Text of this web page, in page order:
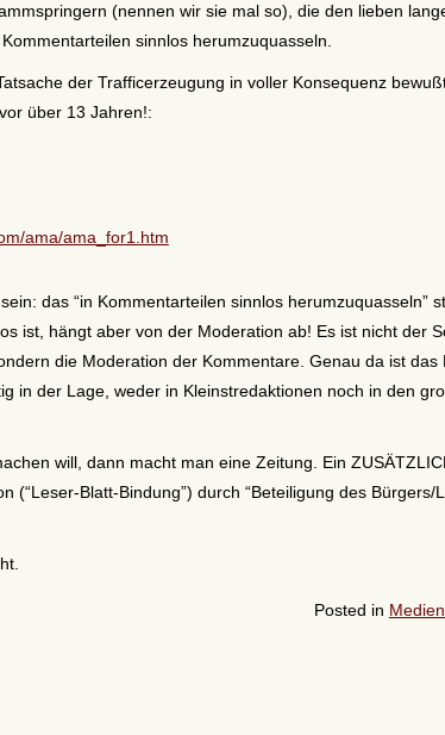
(nennen wir sie mal so), die den lieben
sinnlos herumzuquasseln.
der Trafficerzeugung in voller Konsequenz
über 13 Jahren!:
ama/ama_for1.htm
das “in Kommentarteilen sinnlos herumzuquasseln”
ist, hängt aber von der Moderation ab! Es ist nicht der
die Moderation der Kommentare. Genau da ist das
in der Lage, weder in Kleinstredaktionen noch in den
will, dann macht man eine Zeitung. Ein
(“Leser-Blatt-Bindung”) durch “Beteiligung des Bürgers/
Posted in